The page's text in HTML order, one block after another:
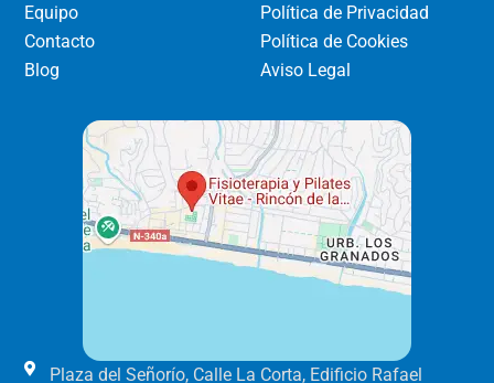
Equipo
Contacto
Blog
Política de Privacidad
Política de Cookies
Aviso Legal
Plaza del Señorío, Calle La Corta, Edificio Rafael